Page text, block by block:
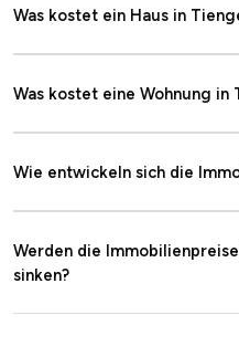
Was kostet ein Haus in
Was kostet eine Wohnung in
Wie entwickeln sich die
Werden die
sinken?